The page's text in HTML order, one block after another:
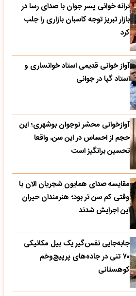
ترانه خوانی پسر جوان با صدای رسا در
بازار تبریز توجه کاسبان بازاری را جلب
کرد
آواز خوانی قدیمی استاد خوانساری و
استاد گپا در جوانی
آوازخوانی محشر نوجوان بوشهری؛ این
حجم از احساس در این سن، واقعا
تحسین‌ برانگیز است
مقایسه صدای همایون شجریان الان با
وقتی کم سن تر بود؛ هنرمندان حیران
این اجرایش شدند
جابه‌جایی نفس‌گیر یک بیل مکانیکی
۷۰ تنی در جاده‌های پرپیچ‌وخم
کوهستانی